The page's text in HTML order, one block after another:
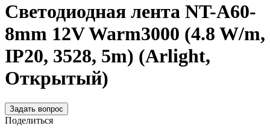
Светодиодная лента NT-A60-
8mm 12V Warm3000 (4.8 W/m,
IP20, 3528, 5m) (Arlight,
Открытый)
Задать вопрос
Поделиться